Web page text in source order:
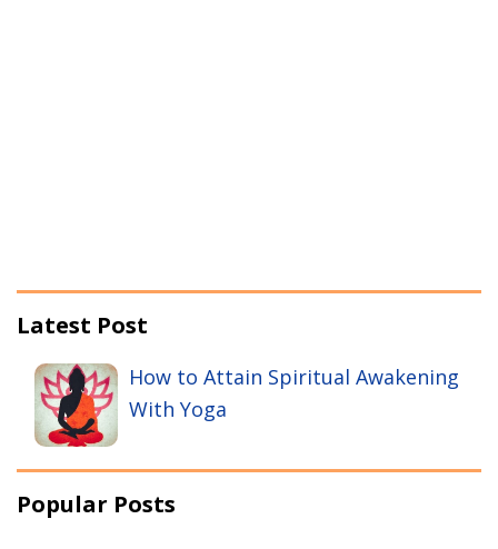
Latest Post
How to Attain Spiritual Awakening
With Yoga
Popular Posts